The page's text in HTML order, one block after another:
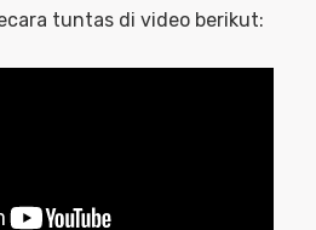
tuntas di video berikut: